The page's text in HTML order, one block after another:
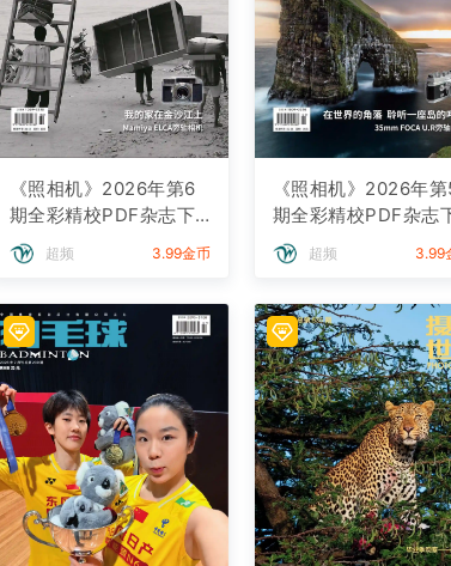
《照相机》2026年第6
期全彩精校PDF杂志下
载
超频 3.99金币
《照相机》2026年
期全彩精校PDF杂志
载
超频 3.99